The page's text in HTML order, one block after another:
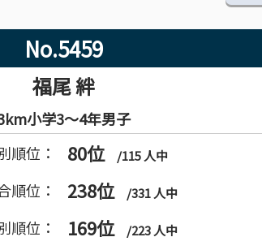
No.5459
福尾 絆
小学3～4年男子
順位：
80位 /115 人中
順位： 238位 /331 人中
順位： 169位 /223 人中